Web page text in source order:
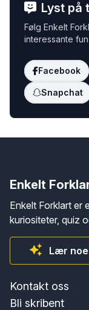
Lyst på
Følg Enkelt
interessante
Facebook
Snapchat
Enkelt
Enkelt Forklart er
kuriositeter, quiz
Lær
Kontakt oss
Bli skribent